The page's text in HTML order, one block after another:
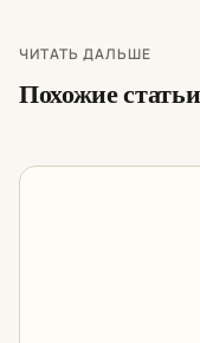
ЧИТАТЬ ДАЛЬШЕ
Похожие статьи